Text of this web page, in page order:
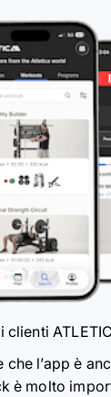
clienti
l’app è
è molto